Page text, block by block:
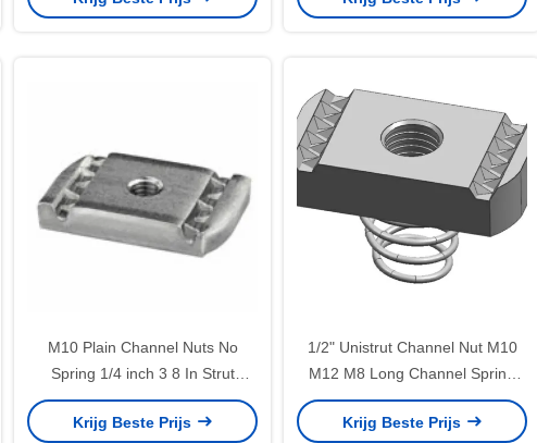
M10 Plain Channel Nuts No
Spring 1/4 inch 3 8 In Strut
Channel Spring Nut
Krijg Beste Prijs
1/2" Unistrut Channel Nut M10
M12 M8 Long Channel Spring
Nut fabrikant
Krijg Beste Prijs